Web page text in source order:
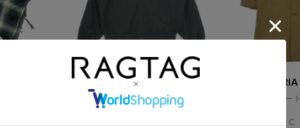
WACKO MARIA
その他
サイズ：M
WACKO MARIA
ステンカラーコート
コンディション: C